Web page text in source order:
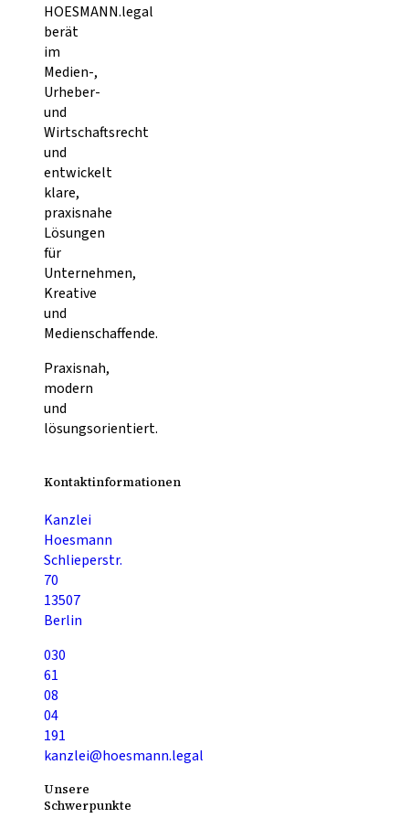
HOESMANN.legal
berät
im
Medien-,
Urheber-
und
Wirtschaftsrecht
und
entwickelt
klare,
praxisnahe
Lösungen
für
Unternehmen,
Kreative
und
Medienschaffende.
Praxisnah,
modern
und
lösungsorientiert.
Kontaktinformationen
Kanzlei
Hoesmann
Schlieperstr.
70
13507
Berlin
030
61
08
04
191
kanzlei@hoesmann.legal
Unsere
Schwerpunkte